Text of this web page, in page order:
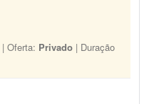
| Oferta: Privado | Duração